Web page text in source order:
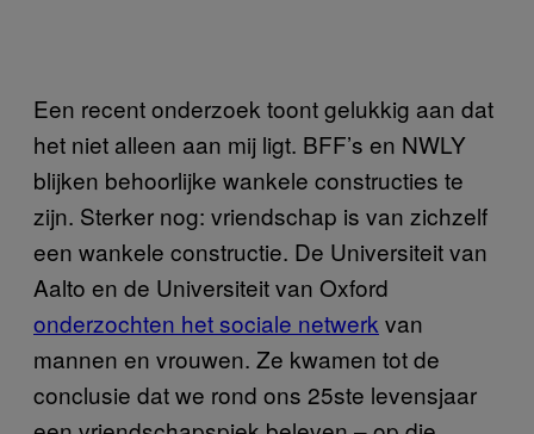
Een recent onderzoek toont gelukkig aan dat
het niet alleen aan mij ligt. BFF’s en NWLY
blijken behoorlijke wankele constructies te
zijn. Sterker nog: vriendschap is van zichzelf
een wankele constructie. De Universiteit van
Aalto en de Universiteit van Oxford
onderzochten het sociale netwerk van
mannen en vrouwen. Ze kwamen tot de
conclusie dat we rond ons 25ste levensjaar